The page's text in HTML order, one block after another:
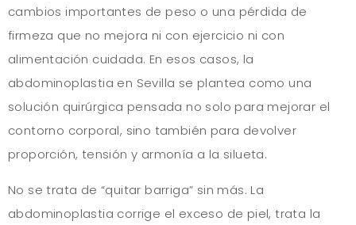
cambios importantes de peso o una pérdida de
firmeza que no mejora ni con ejercicio ni con
alimentación cuidada. En esos casos, la
abdominoplastia en Sevilla se plantea como una
solución quirúrgica pensada no solo para mejorar el
contorno corporal, sino también para devolver
proporción, tensión y armonía a la silueta.
No se trata de “quitar barriga” sin más. La
abdominoplastia corrige el exceso de piel, trata la